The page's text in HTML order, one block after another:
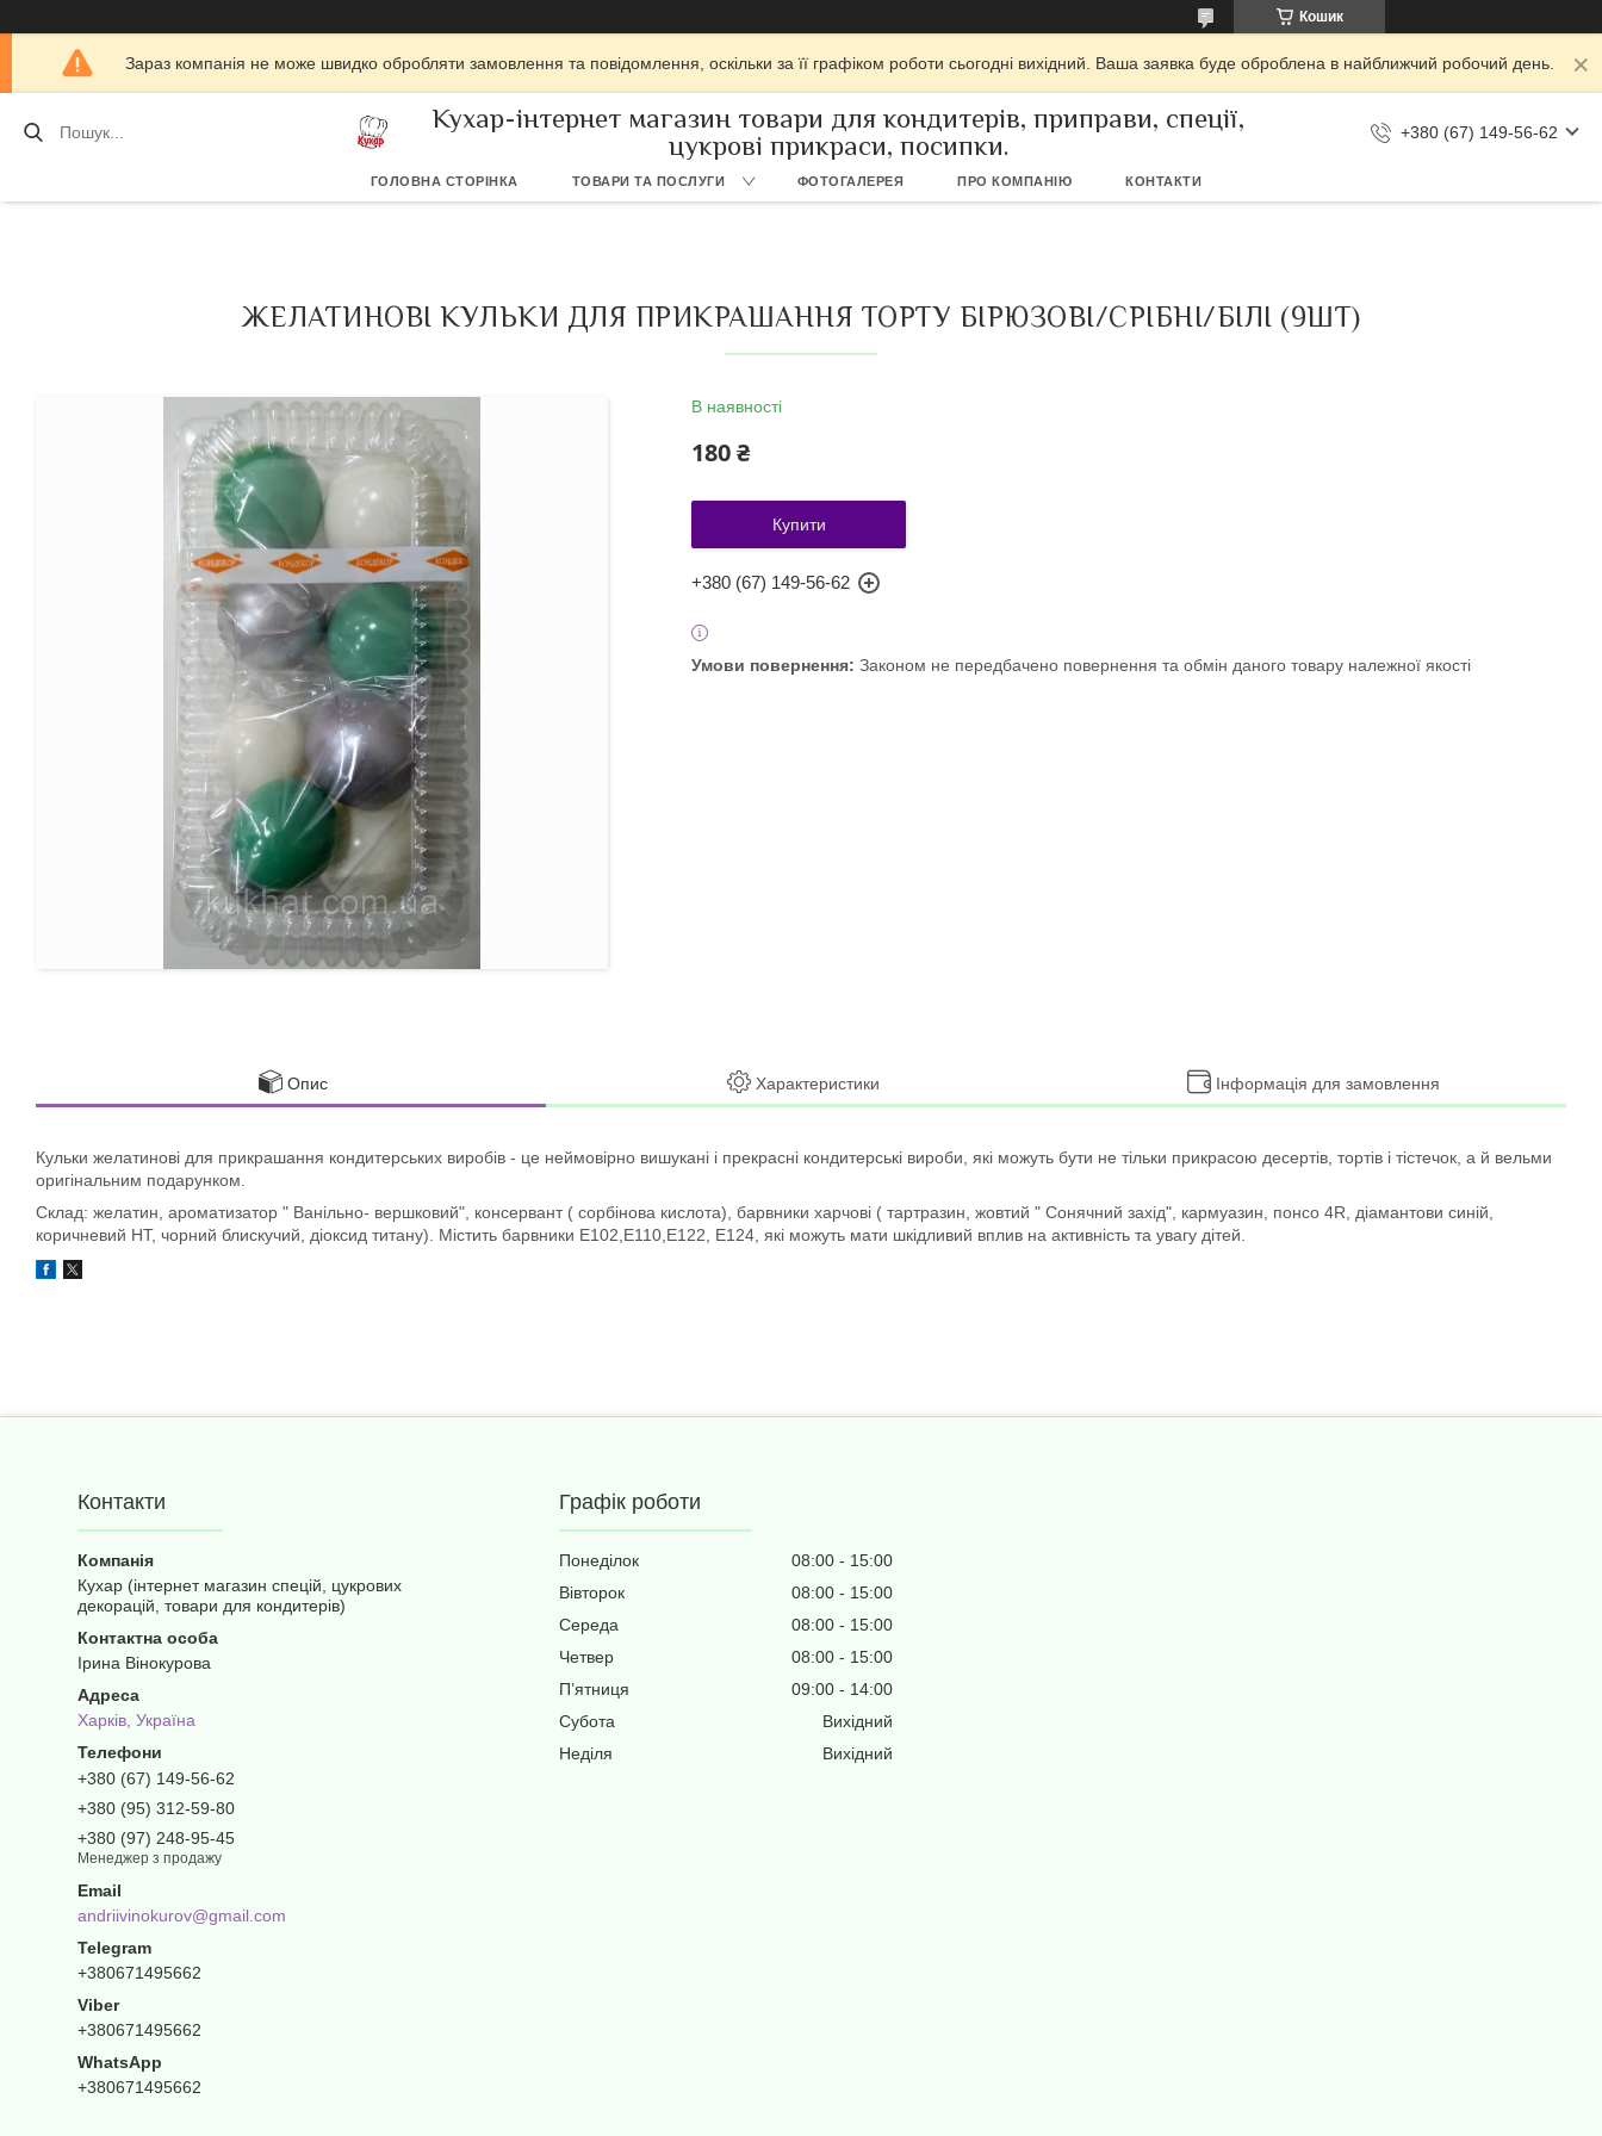
Кошик
Зараз компанія не може швидко обробляти замовлення та повідомлення, оскільки за її графіком роботи сьогодні вихідний. Ваша заявка буде оброблена в найближчий робочий день.
Кухар-інтернет магазин товари для кондитерів, приправи, спеції,
цукрові прикраси, посипки.
+380 (67) 149-56-62
ГОЛОВНА СТОРІНКА ТОВАРИ ТА ПОСЛУГИ ФОТОГАЛЕРЕЯ ПРО КОМПАНІЮ КОНТАКТИ
ЖЕЛАТИНОВІ КУЛЬКИ ДЛЯ ПРИКРАШАННЯ ТОРТУ БІРЮЗОВІ/СРІБНІ/БІЛІ (9ШТ)
В наявності
180 ₴
Купити
+380 (67) 149-56-62
Законом не передбачено повернення та обмін даного товару належної якості
Опис Характеристики Інформація для замовлення
Кульки желатинові для прикрашання кондитерських виробів - це неймовірно вишукані і прекрасні кондитерські вироби, які можуть бути не тільки прикрасою десертів, тортів і тістечок, а й вельми
оригінальним подарунком.
Склад: желатин, ароматизатор " Ванільно- вершковий", консервант ( сорбінова кислота), барвники харчові ( тартразин, жовтий " Сонячний захід", кармуазин, понсо 4R, діамантови синій,
коричневий НТ, чорний блискучий, діоксид титану). Містить барвники Е102,Е110,Е122, Е124, які можуть мати шкідливий вплив на активність та увагу дітей.
Контакти
Кухар (інтернет магазин спецій, цукрових
декорацій, товари для кондитерів)
Ірина Вінокурова
Харків, Україна
+380 (67) 149-56-62
+380 (95) 312-59-80
+380 (97) 248-95-45
Менеджер з продажу
andriivinokurov@gmail.com
+380671495662
+380671495662
+380671495662
Графік роботи
Понеділок 08:00
15:00
Вівторок
08:00
15:00
Середа
08:00
15:00
Четвер
08:00
15:00
Пʼятниця
09:00
14:00
Субота
Вихідний
Неділя
Вихідний